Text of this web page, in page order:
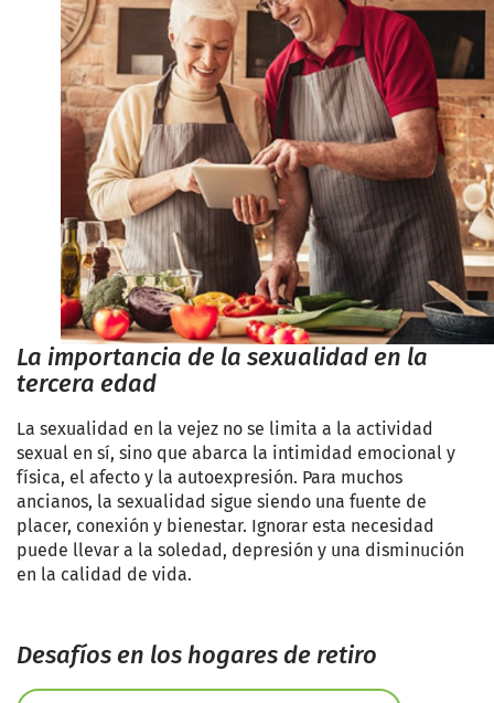
La importancia de la sexualidad en la
tercera edad
La sexualidad en la vejez no se limita a la actividad
sexual en sí, sino que abarca la intimidad emocional y
física, el afecto y la autoexpresión. Para muchos
ancianos, la sexualidad sigue siendo una fuente de
placer, conexión y bienestar. Ignorar esta necesidad
puede llevar a la soledad, depresión y una disminución
en la calidad de vida.
Desafíos en los hogares de retiro